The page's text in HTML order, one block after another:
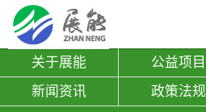
关于展能 公益项目
新闻资讯
政策法规